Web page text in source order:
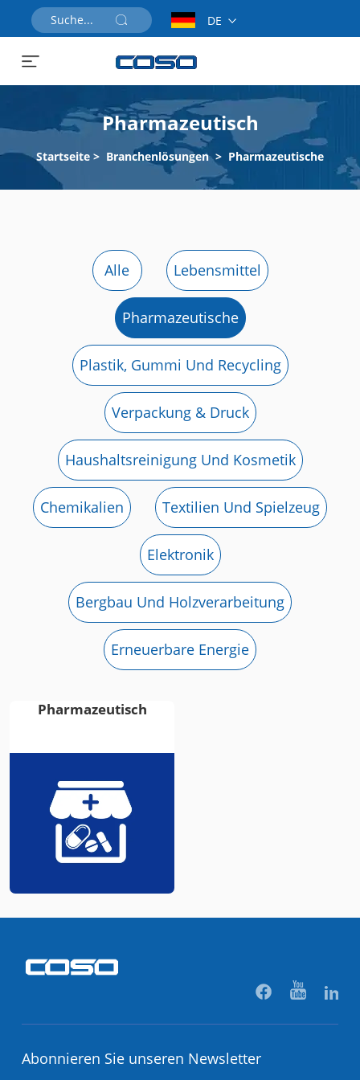
DE
Angebot anfordern
Pharmazeutisch
Startseite > Branchenlösungen> Pharmazeutische
Alle Lebensmittel
Pharmazeutische
Plastik, Gummi Und Recycling
Verpackung & Druck
Haushaltsreinigung Und Kosmetik
Chemikalien Textilien Und Spielzeug
Elektronik
Bergbau Und Holzverarbeitung
Erneuerbare Energie
Pharmazeutisch
Abonnieren Sie unseren Newsletter